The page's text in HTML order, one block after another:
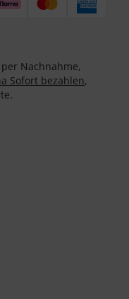
Nachnahme,
Sofort bezahlen,